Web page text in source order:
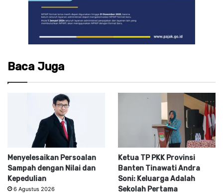
Baca Juga
Menyelesaikan Persoalan
Sampah dengan Nilai dan
Kepedulian
6 Agustus 2026
Ketua TP PKK Provinsi
Banten Tinawati Andra
Soni: Keluarga Adalah
Sekolah Pertama